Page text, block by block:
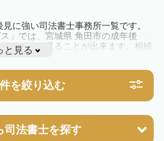
に強い司法書士事務所一覧です。
」では、宮城県 角田市の成年後
を一覧で見ることが出来ます。相続
は一度近隣の司法書士に相談してみ
と見る
を絞り込む
司法書士を探す